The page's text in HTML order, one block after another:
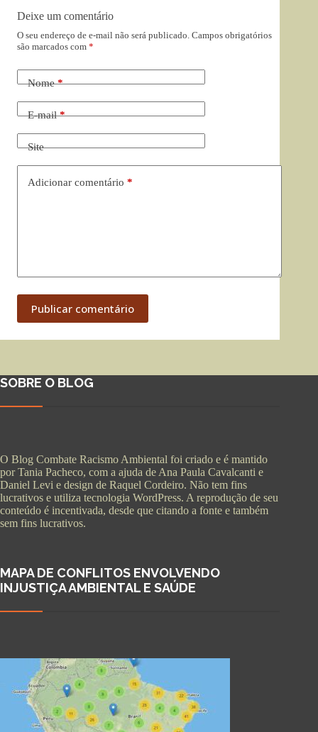
Deixe um comentário
O seu endereço de e-mail não será publicado. Campos obrigatórios
são marcados com *
Nome*
E-mail*
Site
Adicionar comentário *
Publicar comentário
SOBRE O BLOG
O Blog Combate Racismo Ambiental foi criado e é mantido
por Tania Pacheco, com a ajuda de Ana Paula Cavalcanti e
Daniel Levi e design de Raquel Cordeiro. Não tem fins
lucrativos e utiliza tecnologia WordPress. A reprodução de seu
conteúdo é incentivada, desde que citando a fonte e também
sem fins lucrativos.
MAPA DE CONFLITOS ENVOLVENDO
INJUSTIÇA AMBIENTAL E SAÚDE